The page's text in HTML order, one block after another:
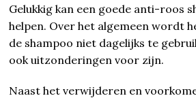
Gelukkig kan een goede anti-roos
helpen. Over het algemeen wordt
de shampoo niet dagelijks te
ook uitzonderingen voor zijn.
Naast het verwijderen en